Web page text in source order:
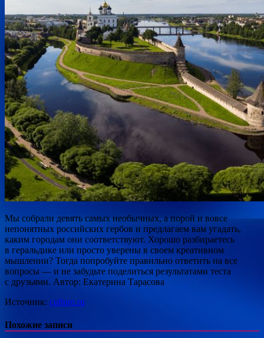
Мы собрали девять самых необычных, а порой и вовсе
непонятных российских гербов и предлагаем вам угадать,
каким городам они соответствуют. Хорошо разбираетесь
в геральдике или просто уверены в своем креативном
мышлении? Тогда попробуйте правильно ответить на все
вопросы — и не забудьте поделиться результатами теста
с друзьями. Автор: Екатерина Тарасова
Источник: culture.ru
Похожие записи